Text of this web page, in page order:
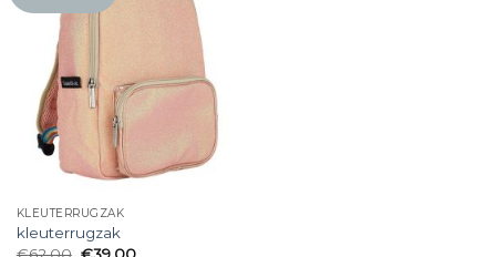
KLEUTERRUGZAK
kleuterrugzak